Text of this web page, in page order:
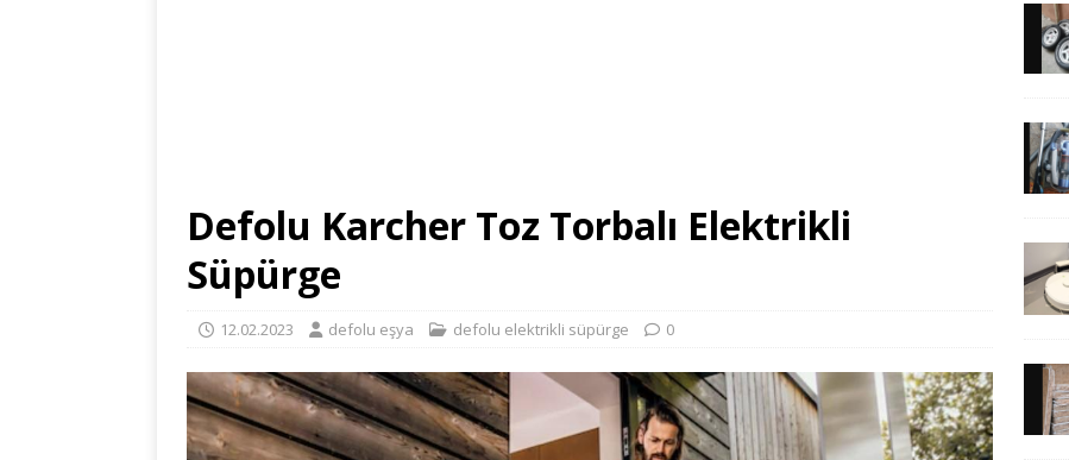
Defolu Karcher Toz Torbalı Elektrikli
Süpürge
12.02.2023 defolu eşya defolu elektrikli süpürge 0